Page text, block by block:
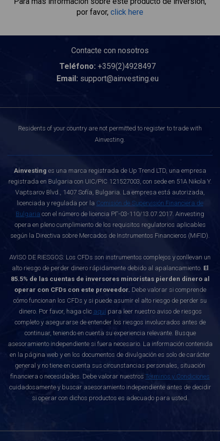
por favor, click here
Contacte con nosotros
Teléfono: +359(2)4928497
Email: support@ainvesting.eu
Residents of your country are not permitted to register to trade with
Ainvesting.
Ainvesting es una marca registrada de Up Trend LTD, una empresa
registrada en Bulgaria con UIC/PIC 121527003, con sede en 51A Nikola Y.
Vaptsarov Blvd., 1407 Sofía, Bulgaria. La empresa está autorizada,
licenciada y regulada por la Comisión de Supervisión Financiera de
Bulgaria con el número de licencia РГ-03-110/13.07.2017. Ainvesting
opera en pleno cumplimiento de los requisitos regulatorios aplicables
según la Directiva sobre Mercados de Instrumentos Financieros (MiFID).
AVISO DE RIESGOS: Los CFDs son instrumentos complejos y conllevan un
alto riesgo de perder dinero rápidamente debido al apalancamiento. El
85.5% de las cuentas de inversores minoristas pierden dinero al
operar con CFDs con este proveedor. Debe valorar si comprende
cómo funcionan los CFDs y si puede asumir el alto riesgo de perder su
dinero. Por favor, haga clic aquípara leer nuestro aviso de riesgos
completo y asegurarse de entender los riesgos involucrados antes de
continuar, teniendo en cuenta su experiencia relevante. Busque
asesoramiento independiente si fuera necesario. La información contenida
en la página web y en los documentos de divulgación es solo de carácter
general y no tiene en cuenta sus circunstancias personales, situación
financiera o necesidades. Debe valorar nuestros Términos y Condiciones
cuidadosamente y buscar asesoramiento independiente antes de decidir
si operar con dichos productos es adecuado para usted.